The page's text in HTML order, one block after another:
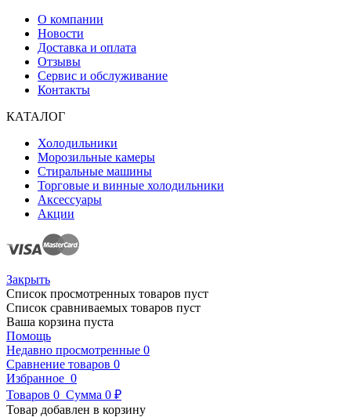
О компании
Новости
Доставка и оплата
Отзывы
Сервис и обслуживание
Контакты
КАТАЛОГ
Холодильники
Морозильные камеры
Стиральные машины
Торговые и винные холодильники
Аксессуары
Акции
Закрыть
Список просмотренных товаров пуст
Список сравниваемых товаров пуст
Ваша корзина пуста
Помощь
Недавно просмотренные 0
Сравнение товаров 0
Избранное 0
Товаров 0 Сумма 0 ₽
Товар добавлен в корзину